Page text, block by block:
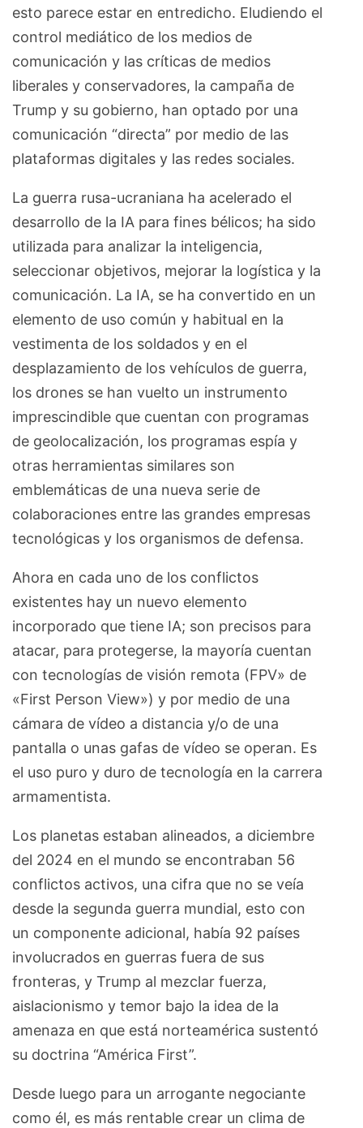
esto parece estar en entredicho. Eludiendo el
control mediático de los medios de
comunicación y las críticas de medios
liberales y conservadores, la campaña de
Trump y su gobierno, han optado por una
comunicación “directa” por medio de las
plataformas digitales y las redes sociales.
La guerra rusa-ucraniana ha acelerado el
desarrollo de la IA para fines bélicos; ha sido
utilizada para analizar la inteligencia,
seleccionar objetivos, mejorar la logística y la
comunicación. La IA, se ha convertido en un
elemento de uso común y habitual en la
vestimenta de los soldados y en el
desplazamiento de los vehículos de guerra,
los drones se han vuelto un instrumento
imprescindible que cuentan con programas
de geolocalización, los programas espía y
otras herramientas similares son
emblemáticas de una nueva serie de
colaboraciones entre las grandes empresas
tecnológicas y los organismos de defensa.
Ahora en cada uno de los conflictos
existentes hay un nuevo elemento
incorporado que tiene IA; son precisos para
atacar, para protegerse, la mayoría cuentan
con tecnologías de visión remota (FPV» de
«First Person View») y por medio de una
cámara de vídeo a distancia y/o de una
pantalla o unas gafas de vídeo se operan. Es
el uso puro y duro de tecnología en la carrera
armamentista.
Los planetas estaban alineados, a diciembre
del 2024 en el mundo se encontraban 56
conflictos activos, una cifra que no se veía
desde la segunda guerra mundial, esto con
un componente adicional, había 92 países
involucrados en guerras fuera de sus
fronteras, y Trump al mezclar fuerza,
aislacionismo y temor bajo la idea de la
amenaza en que está norteamérica sustentó
su doctrina “América First”.
Desde luego para un arrogante negociante
como él, es más rentable crear un clima de